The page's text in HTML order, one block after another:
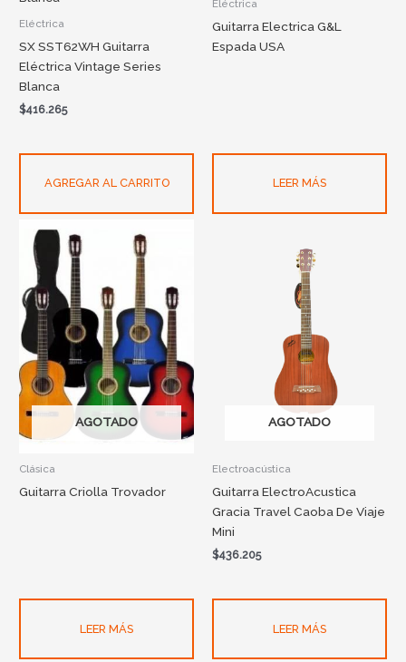
Eléctrica
SX SST62WH Guitarra
Eléctrica Vintage Series
Blanca
$416.265
AGREGAR AL CARRITO
Eléctrica
Guitarra Electrica G&L
Espada USA
LEER MÁS
AGOTADO
Clásica
Guitarra Criolla Trovador
LEER MÁS
AGOTADO
Electroacústica
Guitarra ElectroAcustica
Gracia Travel Caoba De Viaje
Mini
$436.205
LEER MÁS